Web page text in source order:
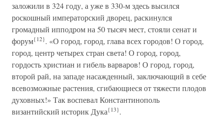
заложили в 324 году, а уже в 330-м здесь высился
роскошный императорский дворец, раскинулся
громадный ипподром на 50 тысяч мест, стояли сенат и
форум{12}. «О город, город, глава всех городов! О город,
город, центр четырех стран света! О город, город,
гордость христиан и гибель варваров! О город, город,
второй рай, на западе насажденный, заключающий в себе
всевозможные растения, сгибающиеся от тяжести плодов
духовных!» Так воспевал Константинополь
византийский историк Дука{13}.